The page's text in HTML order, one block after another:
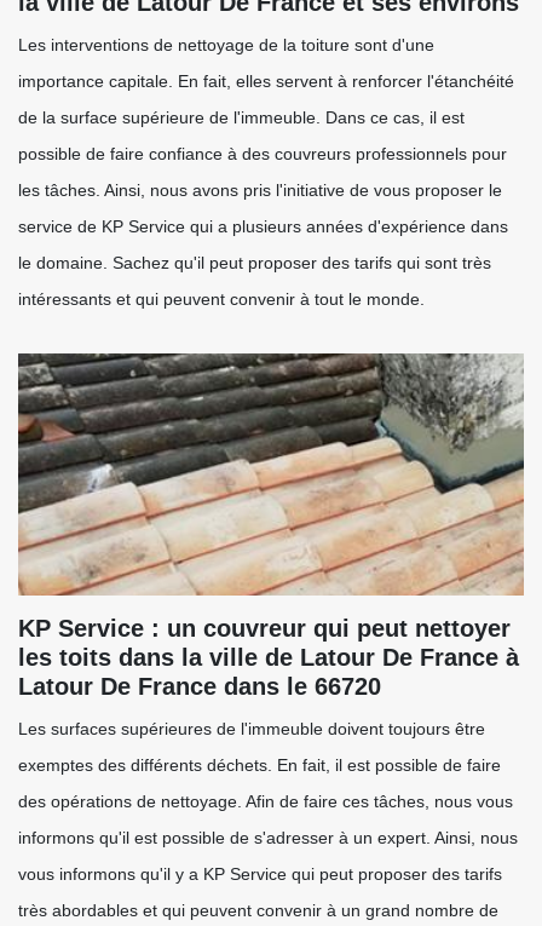
Les interventions de nettoyage de la toiture sont d'une
importance capitale. En fait, elles servent à renforcer l'étanchéité
de la surface supérieure de l'immeuble. Dans ce cas, il est
possible de faire confiance à des couvreurs professionnels pour
les tâches. Ainsi, nous avons pris l'initiative de vous proposer le
service de KP Service qui a plusieurs années d'expérience dans
le domaine. Sachez qu'il peut proposer des tarifs qui sont très
intéressants et qui peuvent convenir à tout le monde.
KP Service : un couvreur qui peut nettoyer
les toits dans la ville de Latour De France à
Latour De France dans le 66720
Les surfaces supérieures de l'immeuble doivent toujours être
exemptes des différents déchets. En fait, il est possible de faire
des opérations de nettoyage. Afin de faire ces tâches, nous vous
informons qu'il est possible de s'adresser à un expert. Ainsi, nous
vous informons qu'il y a KP Service qui peut proposer des tarifs
très abordables et qui peuvent convenir à un grand nombre de